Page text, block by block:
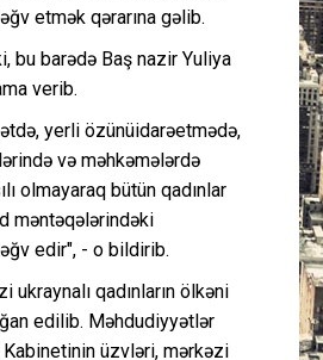
Cəmiyyət
etmək qərarına gəlib.
bu barədə Baş nazir Yuliya
verib.
yerli özünüidarəetmədə,
və məhkəmələrdə
olmayaraq bütün qadınlar
məntəqələrindəki
edir", - o bildirib.
ukraynalı qadınların ölkəni
edilib. Məhdudiyyətlər
üzvləri, mərkəzi